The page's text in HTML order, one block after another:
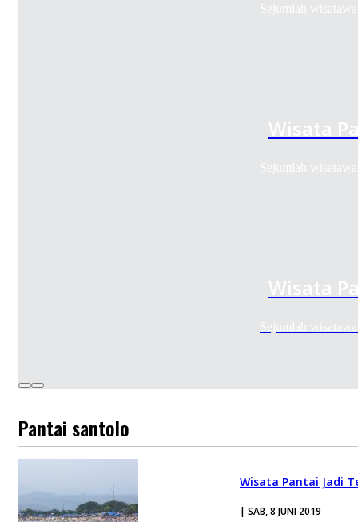
Sejumlah
Wisata
Sejumlah
Wisata
Sejumlah
Pantai santolo
Wisata Pantai Jadi
| SAB, 8 JUNI 2019